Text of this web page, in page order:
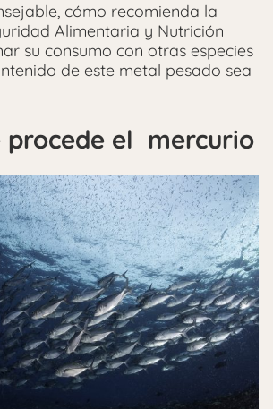
cómo recomienda la
Alimentaria y Nutrición
su consumo con otras especies
de este metal pesado sea
procede el mercurio